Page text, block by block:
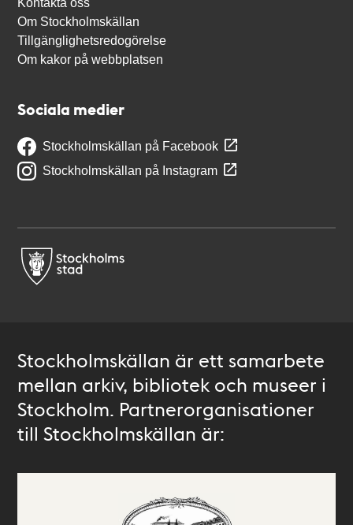
Kontakta oss
Om Stockholmskällan
Tillgänglighetsredogörelse
Om kakor på webbplatsen
Sociala medier
Stockholmskällan på Facebook
Stockholmskällan på Instagram
Stockholmskällan är ett samarbete
mellan arkiv, bibliotek och museer i
Stockholm. Partnerorganisationer
till Stockholmskällan är: